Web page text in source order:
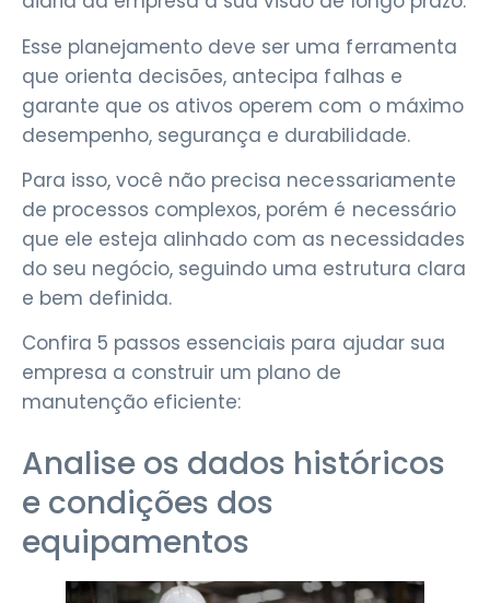
Esse planejamento deve ser uma ferramenta
que orienta decisões, antecipa falhas e
garante que os ativos operem com o máximo
desempenho, segurança e durabilidade.
Para isso, você não precisa necessariamente
de processos complexos, porém é necessário
que ele esteja alinhado com as necessidades
do seu negócio, seguindo uma estrutura clara
e bem definida.
Confira 5 passos essenciais para ajudar sua
empresa a construir um plano de
manutenção eficiente:
Analise os dados históricos
e condições dos
equipamentos